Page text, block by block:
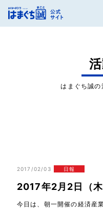
はまぐち誠の
2017/02/03 日報
2017年2月2日（
今日は、朝一開催の経済産